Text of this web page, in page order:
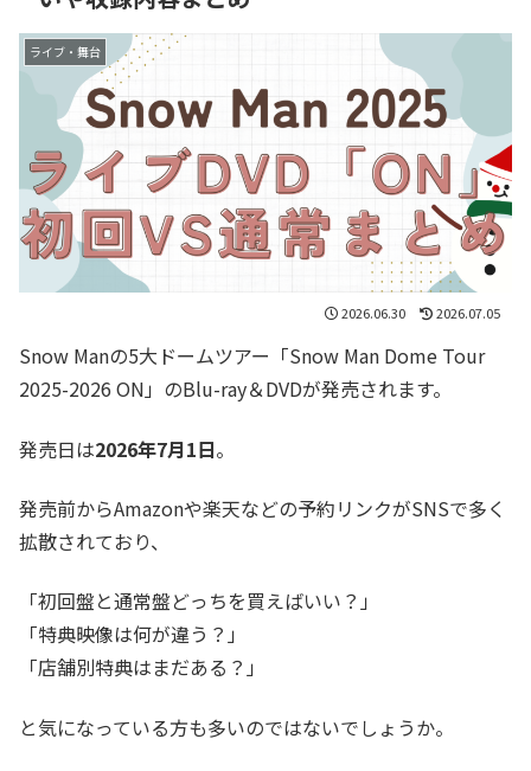
ライブ・舞台
2026.06.30 2026.07.05
Snow Manの5大ドームツアー「Snow Man Dome Tour
2025-2026 ON」のBlu-ray＆DVDが発売されます。
発売日は2026年7月1日。
発売前からAmazonや楽天などの予約リンクがSNSで多く
拡散されており、
「初回盤と通常盤どっちを買えばいい？」
「特典映像は何が違う？」
「店舗別特典はまだある？」
と気になっている方も多いのではないでしょうか。